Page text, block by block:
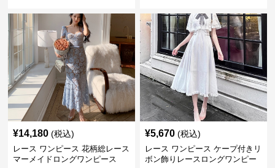
¥14,180 (税込)
レース ワンピース 花柄総レース
マーメイドロングワンピース
¥5,670 (税込)
レース ワンピース ケープ付きリ
ボン飾りレースロングワンピー